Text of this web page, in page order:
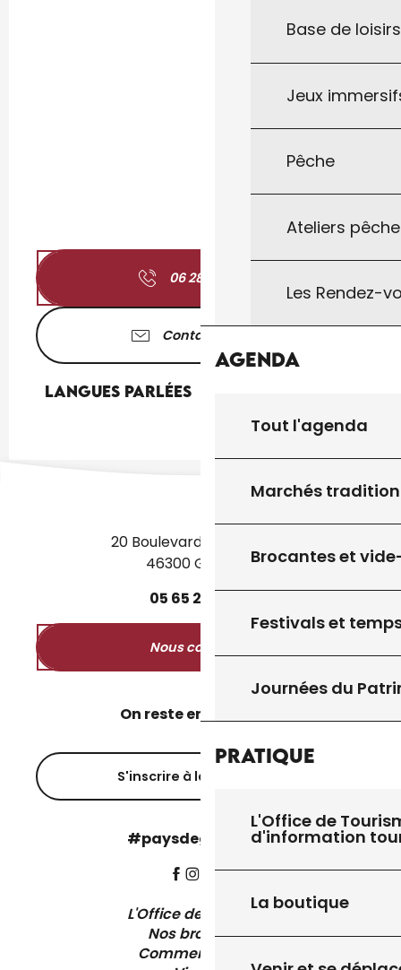
Base de
Jeux
Pêche
Ateliers
Les Rendez-
Agenda
Tout l'agenda
Marchés
Brocantes et
Festivals et
Journées du
Pratique
L'Office de
d'information
La boutique
06 28 98 46
Contactez-nous
Langues parlées
Langues parlées
20 Boulevard des Martyrs
46300 Gourdon
05 65 27
Nous contacter
On reste en contact ?
S'inscrire à la newsletter
#paysdegourdon !
L'Office de Tourisme
Nos brochures
Comment venir ?